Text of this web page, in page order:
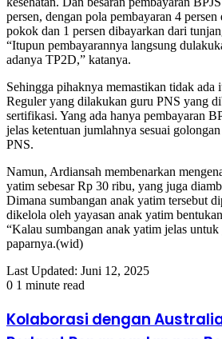
persen, dengan pola pembayaran 4
pokok dan 1 persen dibayarkan dari
“Itupun pembayarannya langsung
adanya TP2D,” katanya.
Sehingga pihaknya memastikan tidak ada
Reguler yang dilakukan guru PNS yang
sertifikasi. Yang ada hanya pembayaran
jelas ketentuan jumlahnya sesuai
PNS.
Namun, Ardiansah membenarkan
yatim sebesar Rp 30 ribu, yang juga
Dimana sumbangan anak yatim tersebut
dikelola oleh yayasan anak yatim
“Kalau sumbangan anak yatim jelas
paparnya.(wid)
Last Updated: Juni 12, 2025
0 1 minute read
Kolaborasi dengan